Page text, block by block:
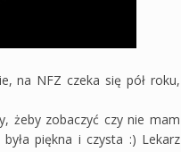
na NFZ czeka się pół roku,
żeby zobaczyć czy nie mam
piękna i czysta :) Lekarz